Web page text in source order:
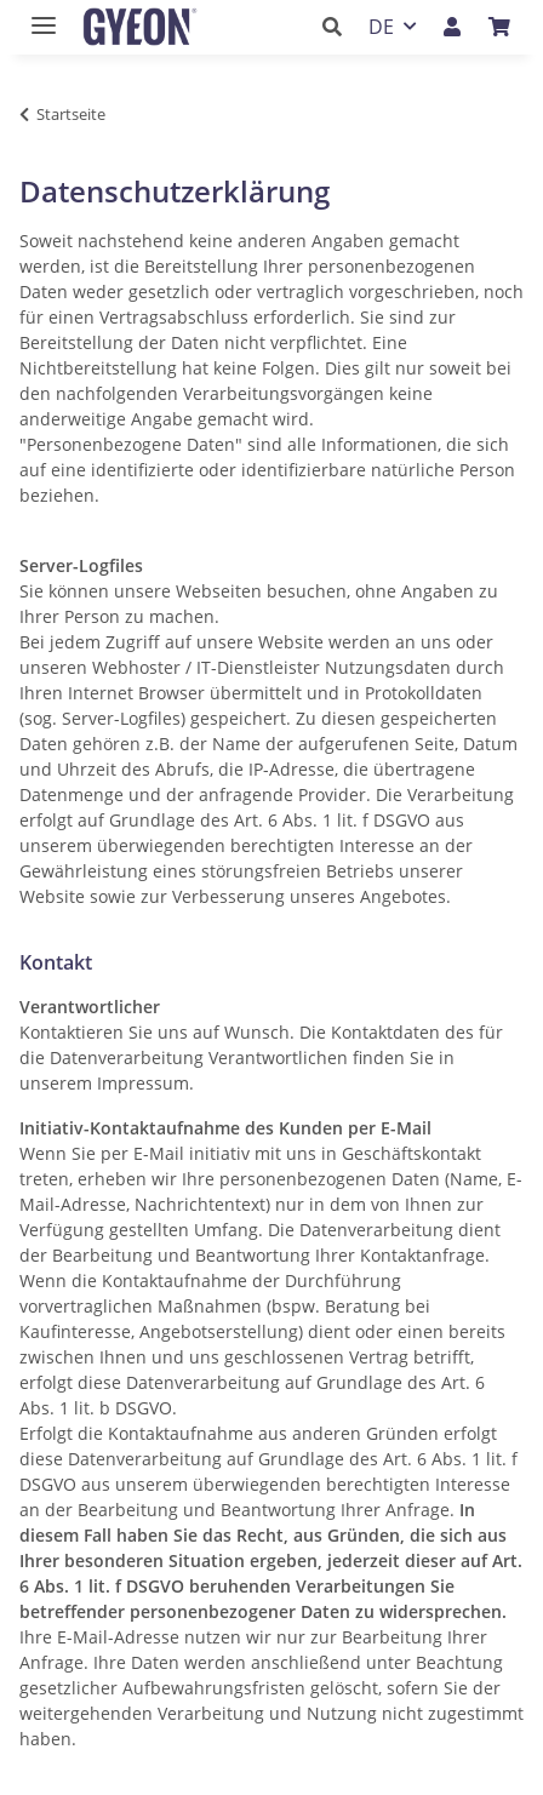
DE
Startseite
Datenschutzerklärung
Soweit nachstehend keine anderen Angaben gemacht
werden, ist die Bereitstellung Ihrer personenbezogenen
Daten weder gesetzlich oder vertraglich vorgeschrieben, noch
für einen Vertragsabschluss erforderlich. Sie sind zur
Bereitstellung der Daten nicht verpflichtet. Eine
Nichtbereitstellung hat keine Folgen. Dies gilt nur soweit bei
den nachfolgenden Verarbeitungsvorgängen keine
anderweitige Angabe gemacht wird.
"Personenbezogene Daten" sind alle Informationen, die sich
auf eine identifizierte oder identifizierbare natürliche Person
beziehen.
Server-Logfiles
Sie können unsere Webseiten besuchen, ohne Angaben zu
Ihrer Person zu machen.
Bei jedem Zugriff auf unsere Website werden an uns oder
unseren Webhoster / IT-Dienstleister Nutzungsdaten durch
Ihren Internet Browser übermittelt und in Protokolldaten
(sog. Server-Logfiles) gespeichert. Zu diesen gespeicherten
Daten gehören z.B. der Name der aufgerufenen Seite, Datum
und Uhrzeit des Abrufs, die IP-Adresse, die übertragene
Datenmenge und der anfragende Provider. Die Verarbeitung
erfolgt auf Grundlage des Art. 6 Abs. 1 lit. f DSGVO aus
unserem überwiegenden berechtigten Interesse an der
Gewährleistung eines störungsfreien Betriebs unserer
Website sowie zur Verbesserung unseres Angebotes.
Kontakt
Verantwortlicher
Kontaktieren Sie uns auf Wunsch. Die Kontaktdaten des für
die Datenverarbeitung Verantwortlichen finden Sie in
unserem Impressum.
Initiativ-Kontaktaufnahme des Kunden per E-Mail
Wenn Sie per E-Mail initiativ mit uns in Geschäftskontakt
treten, erheben wir Ihre personenbezogenen Daten (Name, E-
Mail-Adresse, Nachrichtentext) nur in dem von Ihnen zur
Verfügung gestellten Umfang. Die Datenverarbeitung dient
der Bearbeitung und Beantwortung Ihrer Kontaktanfrage.
Wenn die Kontaktaufnahme der Durchführung
vorvertraglichen Maßnahmen (bspw. Beratung bei
Kaufinteresse, Angebotserstellung) dient oder einen bereits
zwischen Ihnen und uns geschlossenen Vertrag betrifft,
erfolgt diese Datenverarbeitung auf Grundlage des Art. 6
Abs. 1 lit. b DSGVO.
Erfolgt die Kontaktaufnahme aus anderen Gründen erfolgt
diese Datenverarbeitung auf Grundlage des Art. 6 Abs. 1 lit. f
DSGVO aus unserem überwiegenden berechtigten Interesse
an der Bearbeitung und Beantwortung Ihrer Anfrage. In
diesem Fall haben Sie das Recht, aus Gründen, die sich aus
Ihrer besonderen Situation ergeben, jederzeit dieser auf Art.
6 Abs. 1 lit. f DSGVO beruhenden Verarbeitungen Sie
betreffender personenbezogener Daten zu widersprechen.
Ihre E-Mail-Adresse nutzen wir nur zur Bearbeitung Ihrer
Anfrage. Ihre Daten werden anschließend unter Beachtung
gesetzlicher Aufbewahrungsfristen gelöscht, sofern Sie der
weitergehenden Verarbeitung und Nutzung nicht zugestimmt
haben.